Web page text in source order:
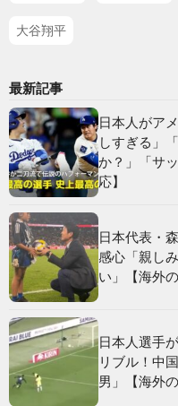
大谷翔平
最新記事
日本人がア
しすぎる」
か？」「サ
応】
日本代表・
感心「親し
い」【海外の
日本人選手
リブル！中
男」【海外の